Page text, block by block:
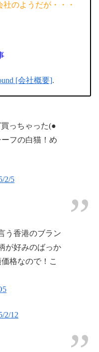
のようだが・・・
[会社概要].
っちゃった(●
フの白猫！め
2/5
う香港のブラン
が好みのばっか
格なので！こ
2/12